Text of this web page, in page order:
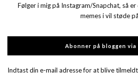
Følger i mig på Instagram/Snapchat, så
memes i vil støde
Abonner på bloggen via
Indtast din e-mail adresse for at blive